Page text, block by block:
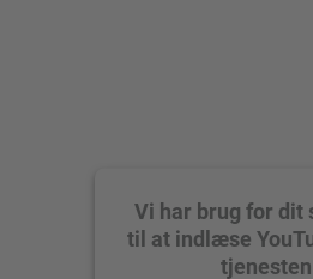
Vi har brug for dit
til at indlæse